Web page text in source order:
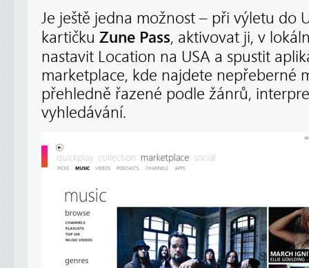
Je ještě jedna možnost – při výletu do
kartičku Zune Pass, aktivovat ji, v
nastavit Location na USA a spustit
marketplace, kde najdete nepřeberné
přehledně řazené podle žánrů,
vyhledávání.